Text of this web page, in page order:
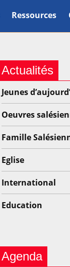
Ressources
Actualités
Jeunes
Oeuvres
Famille
Eglise
International
Education
Agenda